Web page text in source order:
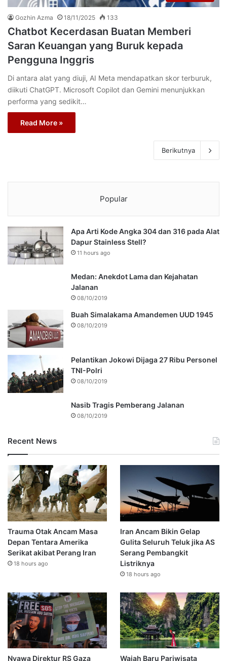
Gozhin Azma 18/11/2025 133
Chatbot Kecerdasan Buatan Memberi
Saran Keuangan yang Buruk kepada
Pengguna Inggris
Di antara alat yang diuji, AI Meta mendapatkan skor terburuk,
diikuti ChatGPT. Microsoft Copilot dan Gemini menunjukkan
performa yang sedikit…
Read More »
Berikutnya
Popular
Apa Arti Kode Angka 304 dan 316 pada Alat
Dapur Stainless Stell?
11 hours ago
Medan: Anekdot Lama dan Kejahatan
Jalanan
08/10/2019
Buah Simalakama Amandemen UUD 1945
08/10/2019
Pelantikan Jokowi Dijaga 27 Ribu Personel
TNI-Polri
08/10/2019
Nasib Tragis Pemberang Jalanan
08/10/2019
Recent News
Trauma Otak Ancam Masa
Depan Tentara Amerika
Serikat akibat Perang Iran
18 hours ago
Iran Ancam Bikin Gelap
Gulita Seluruh Teluk jika AS
Serang Pembangkit
Listriknya
18 hours ago
Nyawa Direktur RS Gaza Wajah Baru Pariwisata